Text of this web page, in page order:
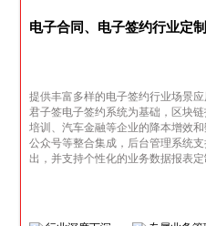
电子合同、电子签约行业定
提供丰富多样的电子签约行业场景
君子签电子签约系统为基础，区块
培训、汽车金融等企业的降本增效
公众号等整合集成，后台管理系统
出，并支持个性化的业务数据报表定